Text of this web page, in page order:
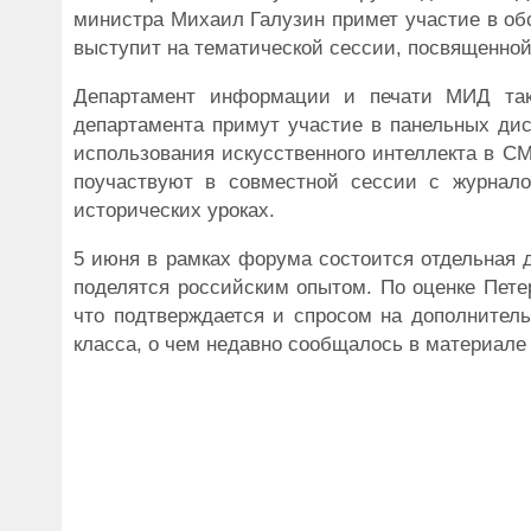
министра Михаил Галузин примет участие в
выступит на тематической сессии,
Департамент информации и печати МИД
департамента примут участие в панельных
использования искусственного интеллекта
поучаствуют в совместной сессии с
исторических уроках.
5 июня в рамках форума состоится отдельная
поделятся российским опытом. По оценке
что подтверждается и спросом на
класса, о чем недавно сообщалось в материале